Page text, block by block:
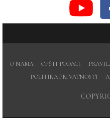
O NAMA OPŠTI PODACI
POLITIKA PRIVATNOSTI